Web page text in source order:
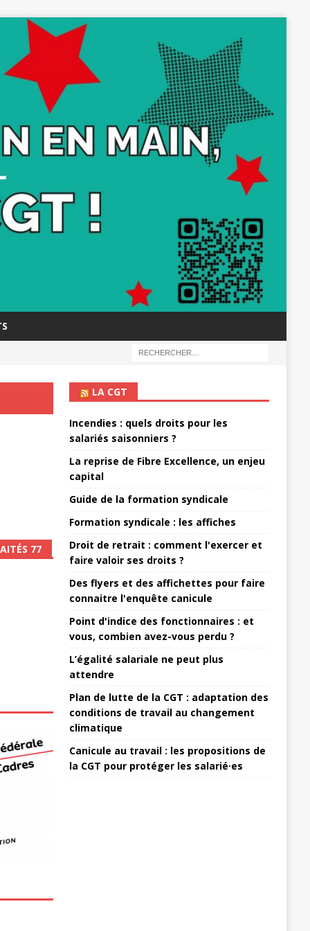
77
LA CGT
Incendies : quels droits pour les
salariés saisonniers ?
La reprise de Fibre Excellence, un enjeu
capital
Guide de la formation syndicale
Formation syndicale : les affiches
Droit de retrait : comment l'exercer et
faire valoir ses droits ?
Des flyers et des affichettes pour faire
connaitre l'enquête canicule
Point d'indice des fonctionnaires : et
vous, combien avez-vous perdu ?
L’égalité salariale ne peut plus
attendre
Plan de lutte de la CGT : adaptation des
conditions de travail au changement
climatique
Canicule au travail : les propositions de
la CGT pour protéger les salarié·es